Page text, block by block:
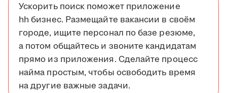
Ускорить поиск поможет приложение
hh бизнес. Размещайте вакансии в своём
городе, ищите персонал по базе резюме,
а потом общайтесь и звоните кандидатам
прямо из приложения. Сделайте процесс
найма простым, чтобы освободить время
на другие важные задачи.